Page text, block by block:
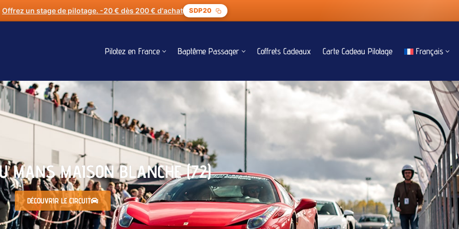
Offrez un stage de pilotage. -20 € dès 200 € d'achat SDP20
Pilotez en France Baptême Passager Coffrets Cadeaux Carte Cadeau Pilotage Français
MANS MAISON BLANCHE (72)
DÉCOUVRIR LE CIRCUIT